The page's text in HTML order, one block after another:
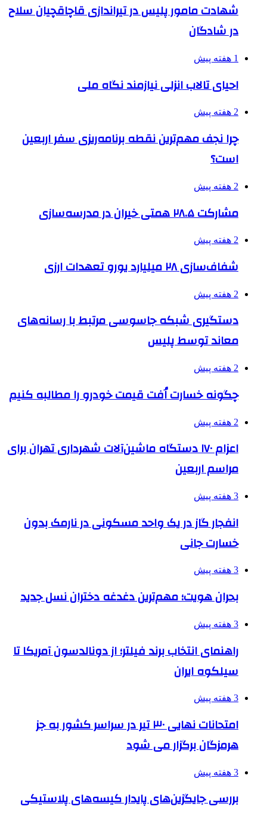
شهادت مامور پلیس در تیراندازی قاچاقچیان سلاح
در شادگان
1 هفته پیش
احیای تالاب انزلی نیازمند نگاه ملی
2 هفته پیش
چرا نجف مهم‌ترین نقطه برنامه‌ریزی سفر اربعین
است؟
2 هفته پیش
مشارکت ۲۸.۵ همتی خیران در مدرسه‌سازی
2 هفته پیش
شفاف‌سازی ۲۸ میلیارد یورو تعهدات ارزی
2 هفته پیش
دستگیری شبکه جاسوسی مرتبط با رسانه‌های
معاند توسط پلیس
2 هفته پیش
چگونه خسارت اُفت قیمت خودرو را مطالبه کنیم
2 هفته پیش
اعزام ۱۷۰ دستگاه ماشین‌آلات شهرداری تهران برای
مراسم اربعین
3 هفته پیش
انفجار گاز در یک واحد مسکونی در نارمک بدون
خسارت جانی
3 هفته پیش
بحران هویت؛ مهم‌ترین دغدغه دختران نسل جدید
3 هفته پیش
راهنمای انتخاب برند فیلتر؛ از دونالدسون آمریکا تا
سیلکوه ایران
3 هفته پیش
امتحانات نهایی ۳۰ تیر در سراسر کشور به جز
هرمزگان برگزار می شود
3 هفته پیش
بررسی جایگزین‌های پایدار کیسه‌های پلاستیکی